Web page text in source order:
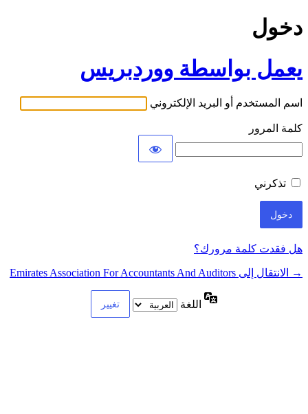
دخول
يعمل بواسطة ووردبريس
اسم المستخدم أو البريد الإلكتروني
كلمة المرور
تذكرني
هل فقدت كلمة مرورك؟
→ الانتقال إلى Emirates Association For Accountants And Auditors
اللغة